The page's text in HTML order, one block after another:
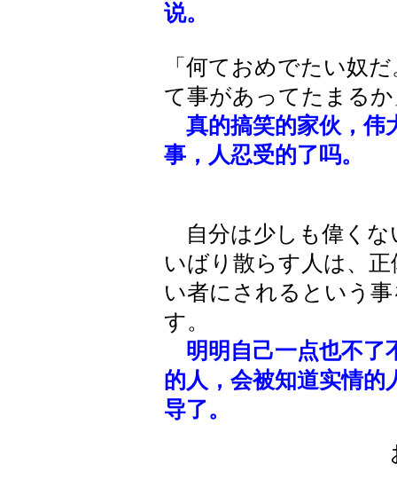
说。
「何ておめでたい奴
て事があってたまる
真的搞笑的家伙，伟
事，人忍受的了吗。
自分は少しも偉くな
いばり散らす人は、
い者にされるという
す。
明明自己一点也不了
的人，会被知道实情的
导了。